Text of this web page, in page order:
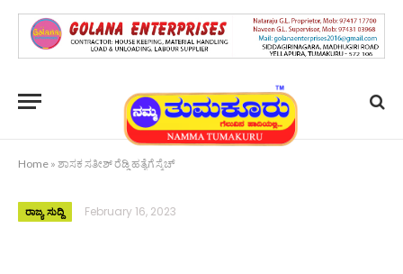
Home » ಶಾಸಕ ಸತೀಶ್ ರೆಡ್ಡಿ ಹತ್ಯೆಗೆ ಸ್ಕೆಚ್
ರಾಜ್ಯ ಸುದ್ದಿ February 16, 2023